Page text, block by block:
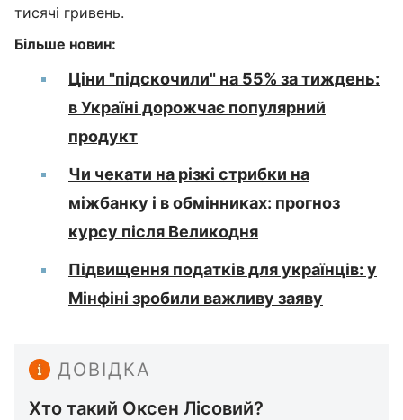
тисячі гривень.
Більше новин:
Ціни "підскочили" на 55% за тиждень:
в Україні дорожчає популярний
продукт
Чи чекати на різкі стрибки на
міжбанку і в обмінниках: прогноз
курсу після Великодня
Підвищення податків для українців: у
Мінфіні зробили важливу заяву
ДОВІДКА
Хто такий Оксен Лісовий?